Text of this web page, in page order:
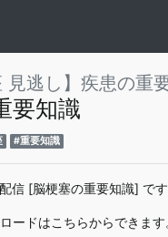
見逃し】疾患の重
要知識
#重要知識
信 [脳梗塞の重要知識] です
ードはこちらからできます